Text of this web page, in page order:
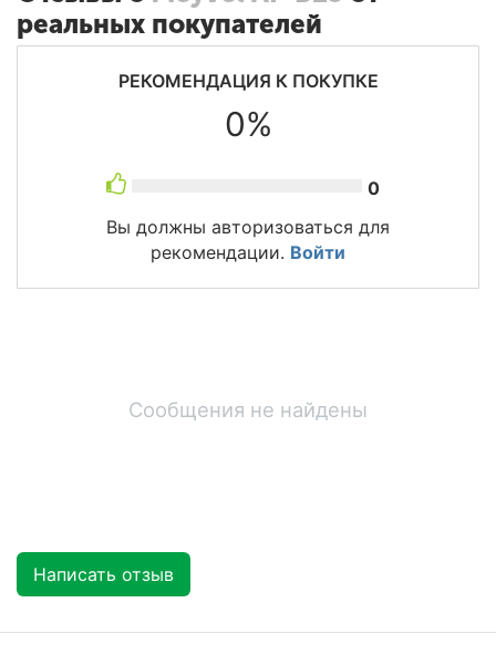
реальных покупателей
РЕКОМЕНДАЦИЯ К ПОКУПКЕ
0%
0
Вы должны авторизоваться для
рекомендации. Войти
Сообщения не найдены
Написать отзыв